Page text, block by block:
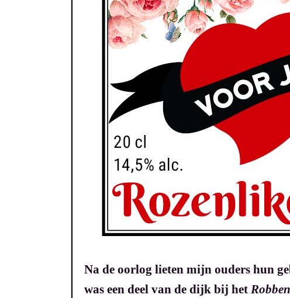
Na de oorlog lieten mijn ouders hun
was een deel van de dijk bij het